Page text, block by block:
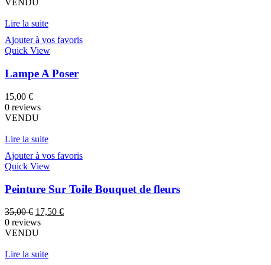
VENDU
Lire la suite
Ajouter à vos favoris
Quick View
Lampe A Poser
15,00 €
0 reviews
VENDU
Lire la suite
Ajouter à vos favoris
Quick View
Peinture Sur Toile Bouquet de fleurs
35,00€ Le
prix
initial
35,00 €.
17,50 €Le
0 reviews
VENDU
Lire la suite